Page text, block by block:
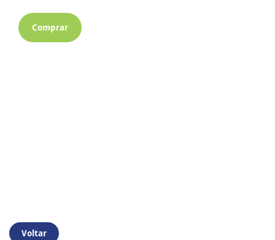
Comprar
Voltar